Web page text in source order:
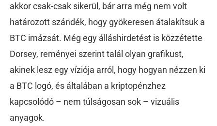
akkor csak-csak sikerül, bár arra még nem volt
határozott szándék, hogy gyökeresen átalakítsuk a
BTC imázsát. Még egy álláshirdetést is közzétette
Dorsey, reményei szerint talál olyan grafikust,
akinek lesz egy víziója arról, hogy hogyan nézzen ki
a BTC logó, és általában a kriptopénzhez
kapcsolódó – nem túlságosan sok – vizuális
anyagok.